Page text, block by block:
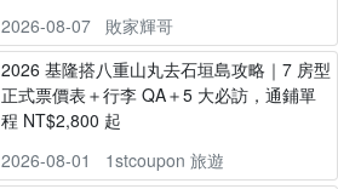
2026-08-07
敗家輝哥
2026 基隆搭八重山丸去石垣島攻略｜7 房型
正式票價表＋行李 QA＋5 大必訪，通鋪單
程 NT$2,800 起
2026-08-01
1stcoupon 旅遊